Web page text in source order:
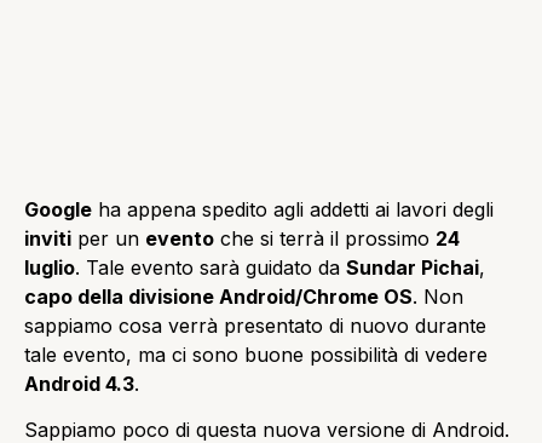
Google ha appena spedito agli addetti ai lavori degli
inviti per un evento che si terrà il prossimo 24
luglio. Tale evento sarà guidato da Sundar Pichai,
capo della divisione Android/Chrome OS. Non
sappiamo cosa verrà presentato di nuovo durante
tale evento, ma ci sono buone possibilità di vedere
Android 4.3.
Sappiamo poco di questa nuova versione di Android.